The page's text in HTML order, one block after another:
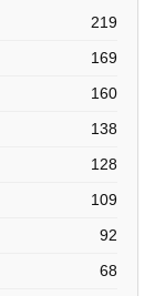
219
169
160
138
128
109
92
68